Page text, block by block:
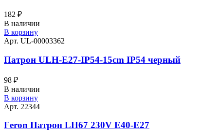
182 ₽
В наличии
В корзину
Арт. UL-00003362
Патрон ULH-E27-IP54-15cm IP54 черный
98 ₽
В наличии
В корзину
Арт. 22344
Feron Патрон LH67 230V Е40-Е27